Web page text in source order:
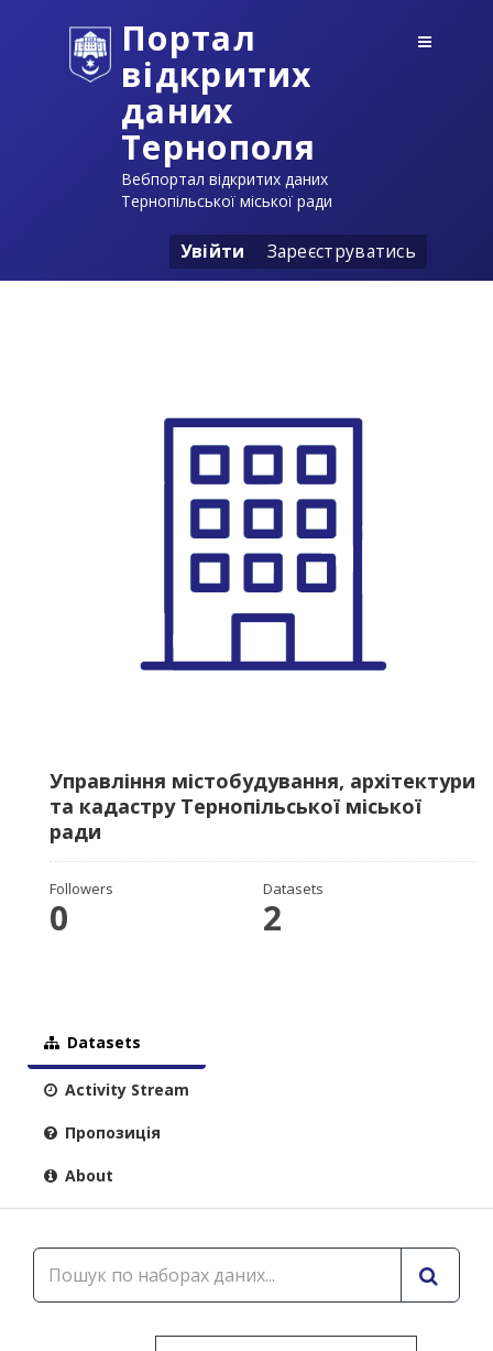
Портал
відкритих
даних
Тернополя
Вебпортал відкритих даних
Тернопільської міської ради
Увійти Зареєструватись
Управління містобудування, архітектури
та кадастру Тернопільської міської
ради
Followers
0
Datasets
2
Datasets
Activity Stream
Пропозиція
About